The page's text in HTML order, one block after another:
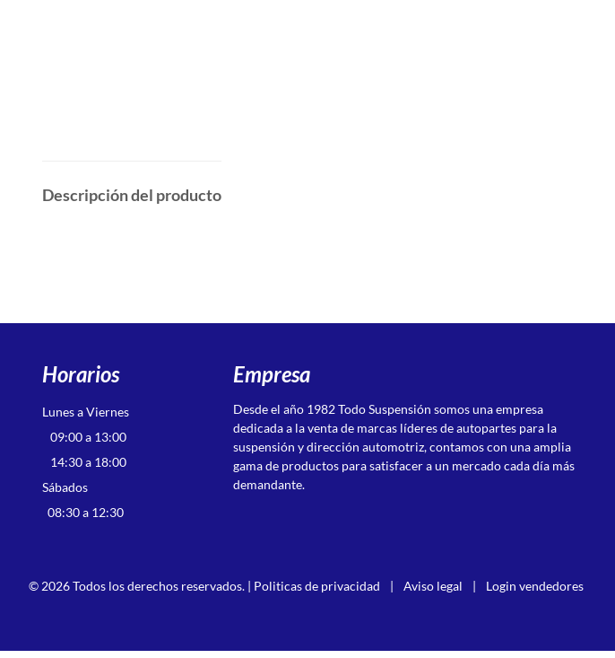
Descripción del producto
Horarios
Lunes a Viernes
09:00 a 13:00
14:30 a 18:00
Sábados
08:30 a 12:30
Empresa
Desde el año 1982 Todo Suspensión somos una empresa
dedicada a la venta de marcas líderes de autopartes para la
suspensión y dirección automotriz, contamos con una amplia
gama de productos para satisfacer a un mercado cada día más
demandante.
© 2026 Todos los derechos reservados. | Politicas de privacidad | Aviso legal | Login vendedores